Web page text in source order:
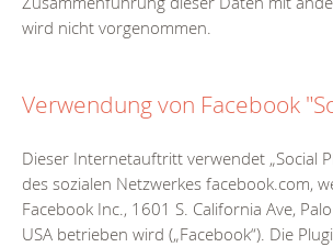
wird nicht vorgenommen.
Verwendung von Facebook
Dieser Internetauftritt verwendet „Social
des sozialen Netzwerkes facebook.com,
Facebook Inc., 1601 S. California Ave,
USA betrieben wird („Facebook“). Die